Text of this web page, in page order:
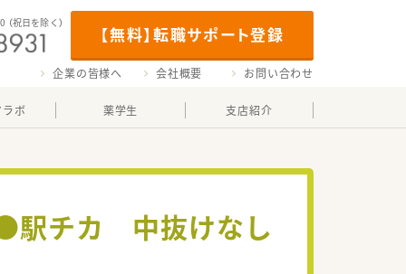
【無料】転職サポート登録
（祝日を除く）
企業の皆様へ 会社概要 お問い合わせ
ボ 薬学生 支店紹介
駅チカ 中抜けなし